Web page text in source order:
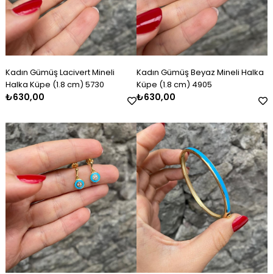
Kadın Gümüş Lacivert Mineli
Halka Küpe (1.8 cm) 5730
₺630,00
Kadın Gümüş Beyaz Mineli Halka
Küpe (1.8 cm) 4905
₺630,00